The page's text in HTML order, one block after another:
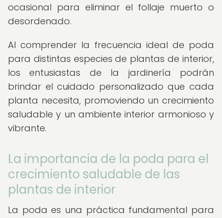
ocasional para eliminar el follaje muerto o
desordenado.
Al comprender la frecuencia ideal de poda
para distintas especies de plantas de interior,
los entusiastas de la jardinería podrán
brindar el cuidado personalizado que cada
planta necesita, promoviendo un crecimiento
saludable y un ambiente interior armonioso y
vibrante.
La importancia de la poda para el
crecimiento saludable de las
plantas de interior
La poda es una práctica fundamental para